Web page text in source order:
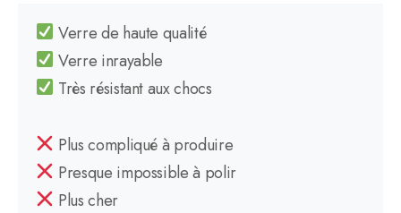
Verre de haute qualité
Verre inrayable
Très résistant aux chocs
Plus compliqué à produire
Presque impossible à polir
Plus cher